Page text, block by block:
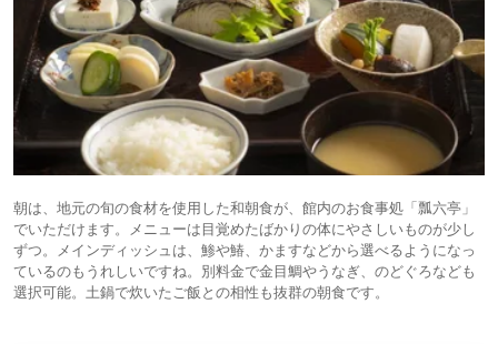
朝は、地元の旬の食材を使用した和朝食が、館内のお食事処「瓢六亭」
でいただけます。メニューは目覚めたばかりの体にやさしいものが少し
ずつ。メインディッシュは、鯵や鰆、かますなどから選べるようになっ
ているのもうれしいですね。別料金で金目鯛やうなぎ、のどぐろなども
選択可能。土鍋で炊いたご飯との相性も抜群の朝食です。